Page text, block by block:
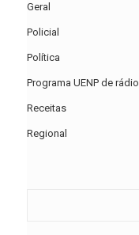
Geral
Policial
Política
Programa UENP de rádio
Receitas
Regional